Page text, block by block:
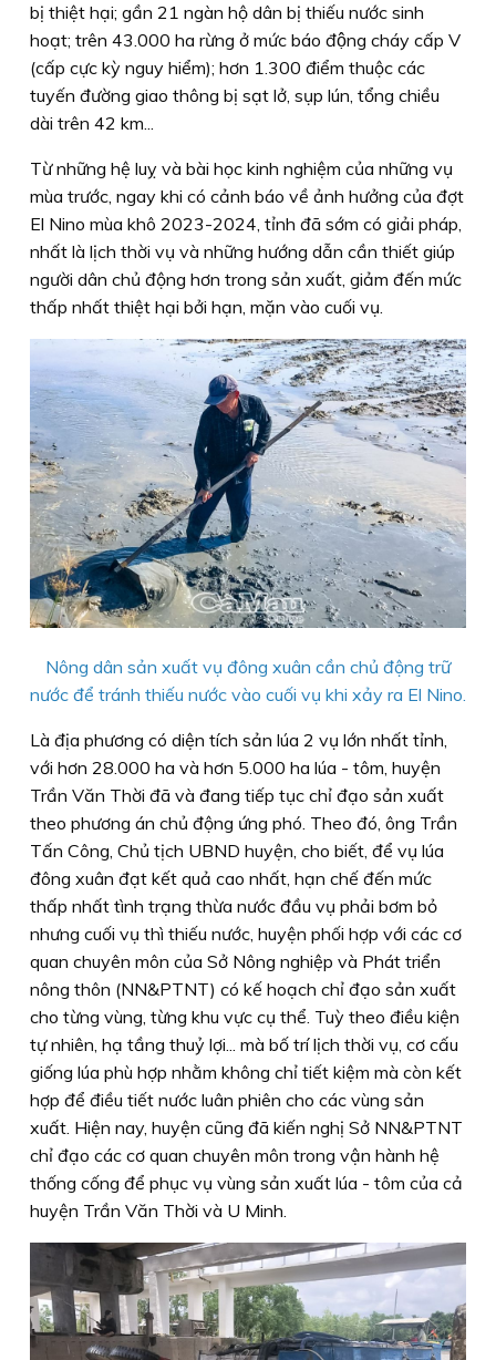
bị thiệt hại; gần 21 ngàn hộ dân bị thiếu nước sinh
hoạt; trên 43.000 ha rừng ở mức báo động cháy cấp V
(cấp cực kỳ nguy hiểm); hơn 1.300 điểm thuộc các
tuyến đường giao thông bị sạt lở, sụp lún, tổng chiều
dài trên 42 km...
Từ những hệ luỵ và bài học kinh nghiệm của những vụ
mùa trước, ngay khi có cảnh báo về ảnh hưởng của đợt
El Nino mùa khô 2023-2024, tỉnh đã sớm có giải pháp,
nhất là lịch thời vụ và những hướng dẫn cần thiết giúp
người dân chủ động hơn trong sản xuất, giảm đến mức
thấp nhất thiệt hại bởi hạn, mặn vào cuối vụ.
Nông dân sản xuất vụ đông xuân cần chủ động trữ
nước để tránh thiếu nước vào cuối vụ khi xảy ra El Nino.
Là địa phương có diện tích sản lúa 2 vụ lớn nhất tỉnh,
với hơn 28.000 ha và hơn 5.000 ha lúa - tôm, huyện
Trần Văn Thời đã và đang tiếp tục chỉ đạo sản xuất
theo phương án chủ động ứng phó. Theo đó, ông Trần
Tấn Công, Chủ tịch UBND huyện, cho biết, để vụ lúa
đông xuân đạt kết quả cao nhất, hạn chế đến mức
thấp nhất tình trạng thừa nước đầu vụ phải bơm bỏ
nhưng cuối vụ thì thiếu nước, huyện phối hợp với các cơ
quan chuyên môn của Sở Nông nghiệp và Phát triển
nông thôn (NN&PTNT) có kế hoạch chỉ đạo sản xuất
cho từng vùng, từng khu vực cụ thể. Tuỳ theo điều kiện
tự nhiên, hạ tầng thuỷ lợi... mà bố trí lịch thời vụ, cơ cấu
giống lúa phù hợp nhằm không chỉ tiết kiệm mà còn kết
hợp để điều tiết nước luân phiên cho các vùng sản
xuất. Hiện nay, huyện cũng đã kiến nghị Sở NN&PTNT
chỉ đạo các cơ quan chuyên môn trong vận hành hệ
thống cống để phục vụ vùng sản xuất lúa - tôm của cả
huyện Trần Văn Thời và U Minh.